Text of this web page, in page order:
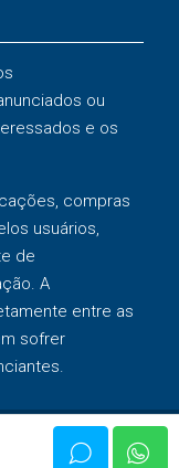
ou
e os
compras
usuários,
de
A
entre as
sofrer
de Privacidade|